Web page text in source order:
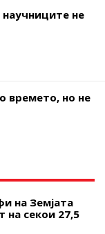
не
времето, но не
на Земјата
на секои 27,5